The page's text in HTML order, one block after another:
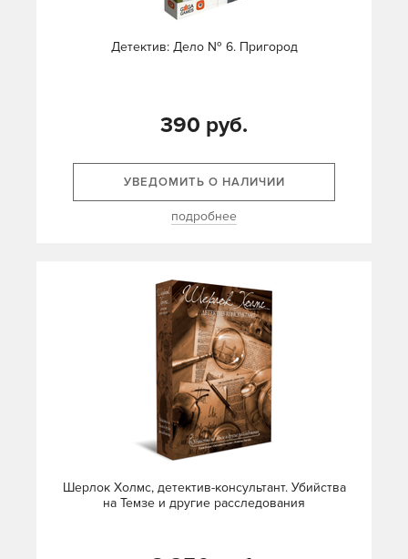
Детектив: Дело № 6. Пригород
390 руб.
УВЕДОМИТЬ О НАЛИЧИИ
подробнее
Шерлок Холмс, детектив-консультант. Убийства
на Темзе и другие расследования